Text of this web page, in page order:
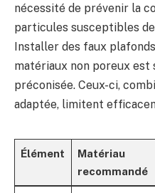
nécessité de prévenir la
particules susceptibles
Installer des faux
matériaux non poreux est
préconisée. Ceux-ci,
adaptée, limitent
Élément
Matériau
recommandé